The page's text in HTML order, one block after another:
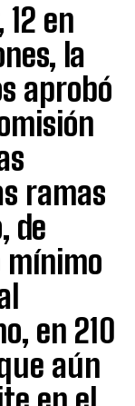
en
la
aprobó
ramas
de
en 210
aún